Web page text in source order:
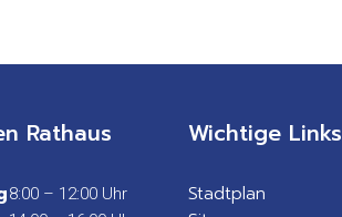
Rathaus
8:00 – 12:00 Uhr
Wichtige Links
Stadtplan